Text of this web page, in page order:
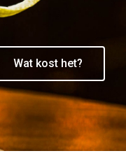
Wat kost het?